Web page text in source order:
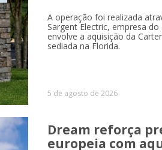
A operação foi realizada
Sargent Electric, empresa do
envolve a aquisição da
sediada na Florida.
5 de agosto de 2026
Dream reforça
europeia com